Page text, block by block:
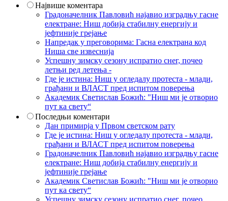
Највише коментара
Градоначелник Павловић најавио изградњу гасне
електране: Ниш добија стабилну енергију и
јефтиније грејање
Напредак у преговорима: Гасна електрана код
Ниша све извеснија
Успешну зимску сезону испратио снег, почео
летњи ред летења -
Где је истина: Ниш у огледалу протеста - млади,
грађани и ВЛАСТ пред испитом поверења
Академик Светислав Божић: "Ниш ми је отворио
пут ка свету“
Последњи коментари
Дан примирја у Првом светском рату
Где је истина: Ниш у огледалу протеста - млади,
грађани и ВЛАСТ пред испитом поверења
Градоначелник Павловић најавио изградњу гасне
електране: Ниш добија стабилну енергију и
јефтиније грејање
Академик Светислав Божић: "Ниш ми је отворио
пут ка свету“
Успешну зимску сезону испратио снег, почео